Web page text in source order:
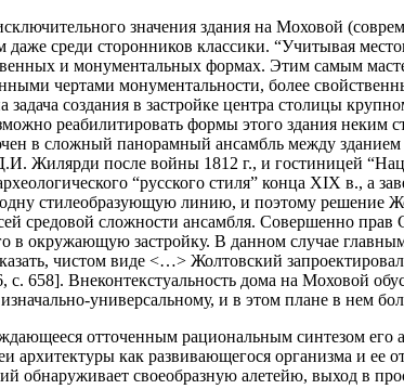
значения здания на Моховой
среди сторонников классики. “Учитывая
и монументальных формах. Этим самым
чертами монументальности, более
задача создания в застройке центра столицы
реабилитировать формы этого здания неким
в сложный панорамный ансамбль между
Жилярди после войны 1812 г., и гостиницей
“русского стиля” конца XIX в.,
стилеобразующую линию, и поэтому решение
средовой сложности ансамбля. Совершенно
окружающую застройку. В данном случае
чистом виде <…> Жолтовский
с. 658]. Внеконтекстуальность дома на Моховой
универсальному, и в этом плане в нем
отточенным рациональным синтезом его
как развивающегося организма и ее
своеобразную алетейю, выход в